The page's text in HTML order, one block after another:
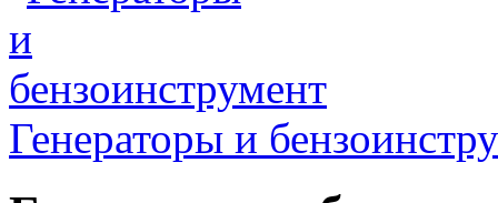
Генераторы и